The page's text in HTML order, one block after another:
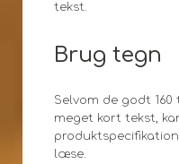
tekst.
Brug tegn
Selvom de godt 160
meget kort tekst,
læse.